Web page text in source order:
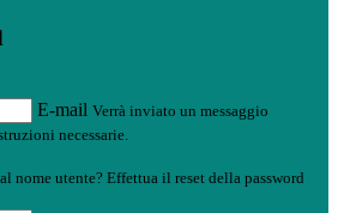
E-mail Verrà inviato un messaggio
necessarie.
nome utente? Effettua il reset della password